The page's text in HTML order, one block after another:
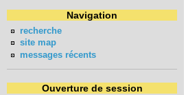
Navigation
recherche
site map
messages récents
Ouverture de session